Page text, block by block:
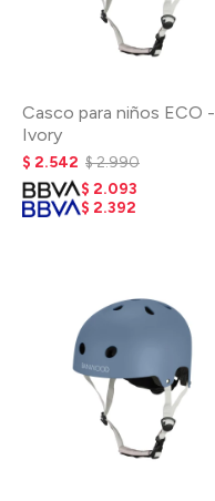
Casco para niños ECO -
Ivory
$ 2.542 $2.990
$ 2.093
$ 2.392